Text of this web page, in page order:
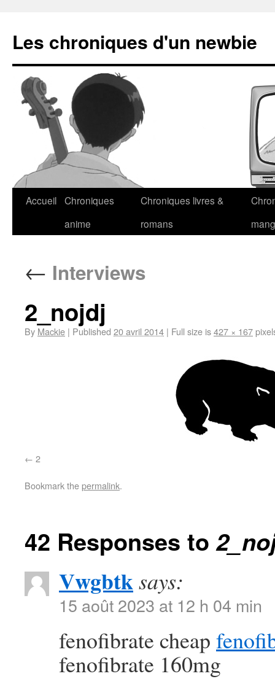
Les chroniques d'un newbie
Accueil Chroniques
anime
Chroniques livres &
romans
← Interviews
2_nojdj
By Mackie | Published 20 avril 2014 | Full size is427 × 167
2
Bookmark thepermalink.
42 Responses to
Vwgbtksays:
15 août 2023 at 12 h 04 min
fenofibrate cheap
fenofibrate 160mg